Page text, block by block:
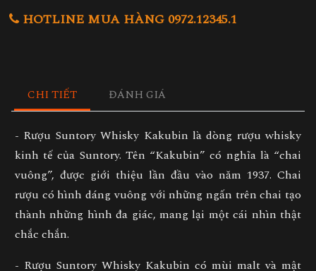
HOTLINE MUA HÀNG 0972.12345.1
CHI TIẾT ĐÁNH GIÁ
- Rượu Suntory Whisky Kakubin là dòng rượu whisky
kinh tế của Suntory. Tên “Kakubin” có nghĩa là “chai
vuông”, được giới thiệu lần đầu vào năm 1937. Chai
rượu có hình dáng vuông với những ngấn trên chai tạo
thành những hình đa giác, mang lại một cái nhìn thật
chắc chắn.
- Rượu Suntory Whisky Kakubin có mùi malt và mật